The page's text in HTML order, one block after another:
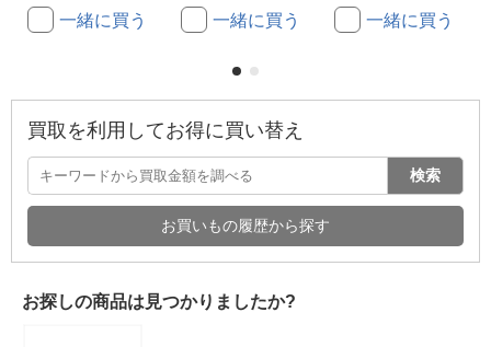
一緒に買う 一緒に買う 一緒に買う
買取を利用してお得に買い替え
検索
お買いもの履歴から探す
お探しの商品は見つかりましたか?